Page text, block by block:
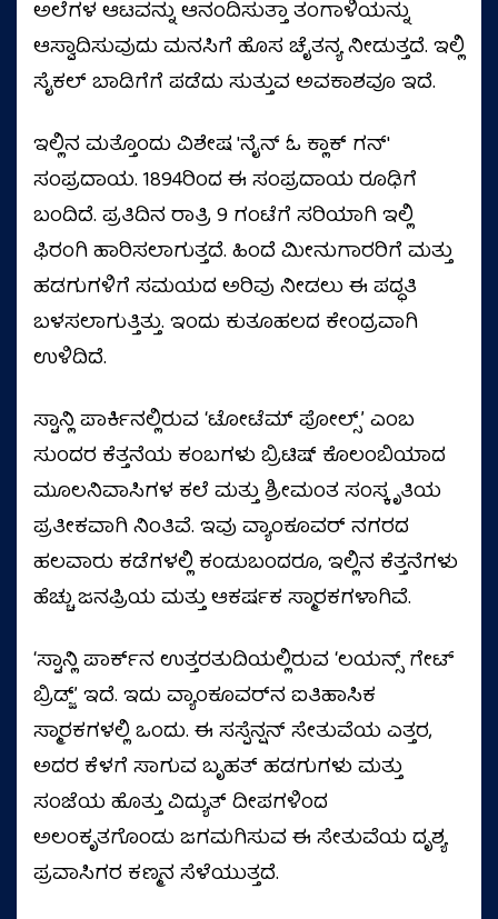
ಅಲೆಗಳ ಆಟವನ್ನು ಆನಂದಿಸುತ್ತಾ ತಂಗಾಳಿಯನ್ನು
ಆಸ್ವಾದಿಸುವುದು ಮನಸಿಗೆ ಹೊಸ ಚೈತನ್ಯ ನೀಡುತ್ತದೆ. ಇಲ್ಲಿ
ಸೈಕಲ್ ಬಾಡಿಗೆಗೆ ಪಡೆದು ಸುತ್ತುವ ಅವಕಾಶವೂ ಇದೆ.
ಇಲ್ಲಿನ ಮತ್ತೊಂದು ವಿಶೇಷ 'ನೈನ್ ಓ ಕ್ಲಾಕ್ ಗನ್'
ಸಂಪ್ರದಾಯ. 1894ರಿಂದ ಈ ಸಂಪ್ರದಾಯ ರೂಢಿಗೆ
ಬಂದಿದೆ. ಪ್ರತಿದಿನ ರಾತ್ರಿ 9 ಗಂಟೆಗೆ ಸರಿಯಾಗಿ ಇಲ್ಲಿ
ಫಿರಂಗಿ ಹಾರಿಸಲಾಗುತ್ತದೆ. ಹಿಂದೆ ಮೀನುಗಾರರಿಗೆ ಮತ್ತು
ಹಡಗುಗಳಿಗೆ ಸಮಯದ ಅರಿವು ನೀಡಲು ಈ ಪದ್ಧತಿ
ಬಳಸಲಾಗುತ್ತಿತ್ತು. ಇಂದು ಕುತೂಹಲದ ಕೇಂದ್ರವಾಗಿ
ಉಳಿದಿದೆ.
ಸ್ಟಾನ್ಲಿ ಪಾರ್ಕಿನಲ್ಲಿರುವ ʻಟೋಟೆಮ್ ಪೋಲ್ಸ್ʼ ಎಂಬ
ಸುಂದರ ಕೆತ್ತನೆಯ ಕಂಬಗಳು ಬ್ರಿಟಿಷ್ ಕೊಲಂಬಿಯಾದ
ಮೂಲನಿವಾಸಿಗಳ ಕಲೆ ಮತ್ತು ಶ್ರೀಮಂತ ಸಂಸ್ಕೃತಿಯ
ಪ್ರತೀಕವಾಗಿ ನಿಂತಿವೆ. ಇವು ವ್ಯಾಂಕೂವರ್ ನಗರದ
ಹಲವಾರು ಕಡೆಗಳಲ್ಲಿ ಕಂಡುಬಂದರೂ, ಇಲ್ಲಿನ ಕೆತ್ತನೆಗಳು
ಹೆಚ್ಚು ಜನಪ್ರಿಯ ಮತ್ತು ಆಕರ್ಷಕ ಸ್ಮಾರಕಗಳಾಗಿವೆ.
ʻಸ್ಟಾನ್ಲಿ ಪಾರ್ಕ್‌ನ ಉತ್ತರತುದಿಯಲ್ಲಿರುವ ʻಲಯನ್ಸ್ ಗೇಟ್
ಬ್ರಿಡ್ಜ್ʼ ಇದೆ. ಇದು ವ್ಯಾಂಕೂವರ್‌ನ ಐತಿಹಾಸಿಕ
ಸ್ಮಾರಕಗಳಲ್ಲಿ ಒಂದು. ಈ ಸಸ್ಪೆನ್ಷನ್ ಸೇತುವೆಯ ಎತ್ತರ,
ಅದರ ಕೆಳಗೆ ಸಾಗುವ ಬೃಹತ್ ಹಡಗುಗಳು ಮತ್ತು
ಸಂಜೆಯ ಹೊತ್ತು ವಿದ್ಯುತ್ ದೀಪಗಳಿಂದ
ಅಲಂಕೃತಗೊಂಡು ಜಗಮಗಿಸುವ ಈ ಸೇತುವೆಯ ದೃಶ್ಯ
ಪ್ರವಾಸಿಗರ ಕಣ್ಮನ ಸೆಳೆಯುತ್ತದೆ.